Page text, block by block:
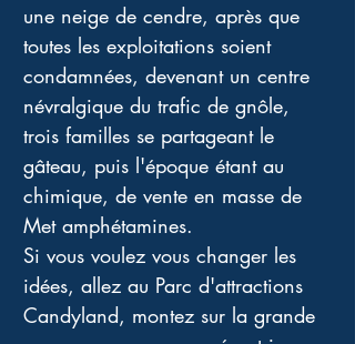
une neige de cendre, après que
toutes les exploitations soient
condamnées, devenant un centre
névralgique du trafic de gnôle,
trois familles se partageant le
gâteau, puis l'époque étant au
chimique, de vente en masse de
Met amphétamines.
Si vous voulez vous changer les
idées, allez au Parc d'attractions
Candyland, montez sur la grande